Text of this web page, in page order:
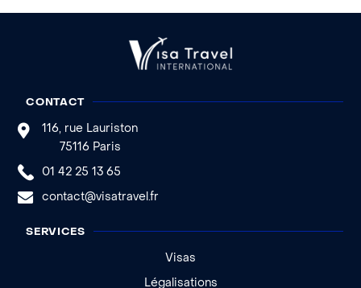
CONTACT
116, rue Lauriston
75116 Paris
01 42 25 13 65
contact@visatravel.fr
SERVICES
Visas
Légalisations